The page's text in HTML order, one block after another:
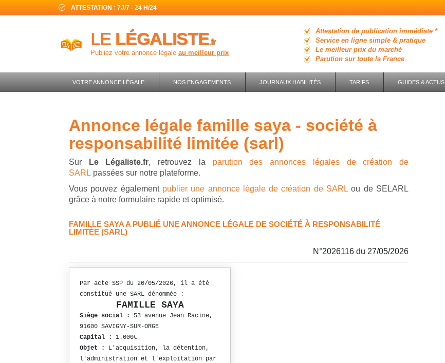
ATTESTATION : 7J/7 - 24 H/24
LE LÉGALISTE.fr
Publiez votre annonce légale au meilleur prix
Attestation de publication immédiate *
Service en ligne simple & pratique
Le meilleur prix du marché
Parution sur toute la France
VOTRE ANNONCE LÉGALE NOS ENGAGEMENTS JOURNAUX HABILITÉS TARIFS GUIDES & ACTUS
annonce légale famille saya - société à
responsabilité limitée (sarl)
Sur Le Légaliste.fr, retrouvez la parution des annonces légales de création de
SARL passées sur notre plateforme.
Vous pouvez également publier une annonce légale de création de SARL ou de SELARL
grâce à notre formulaire rapide et optimisé.
FAMILLE SAYA A PUBLIÉ UNE ANNONCE LÉGALE DE SOCIÉTÉ À RESPONSABILITÉ
LIMITÉE (SARL)
N°2026116 du 27/05/2026
Par acte SSP du 20/05/2026, il a été
constitué une SARL dénommée :
FAMILLE SAYA
Siège social :
53 avenue Jean Racine,
91600 SAVIGNY-SUR-ORGE
Capital :
1.000€
Objet :
L'acquisition, la détention,
l'administration et l'exploitation par